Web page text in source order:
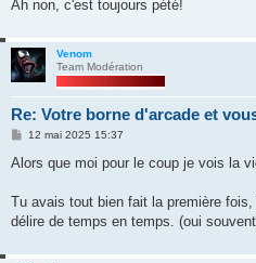
Ah non, c'est toujours pété!
Venom
Team Modération
Re: Votre borne d'arcade et
M
s
g
12 mai 2025 15:37
Alors que moi pour le coup je vois la
Tu avais tout bien fait la première
délire de temps en temps. (oui